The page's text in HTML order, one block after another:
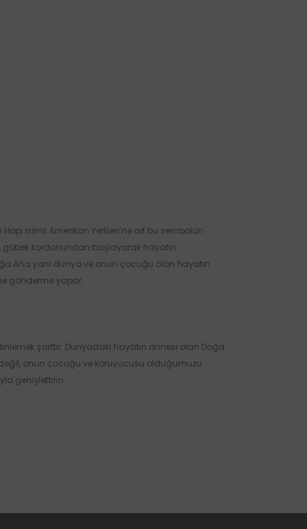
isimli Amerikan Yerlileri’ne ait bu sembolün
göbek kordonundan başlayarak hayatın
Ana yani dünya ve onun çocuğu olan hayatın
gönderme yapar.
şarttır. Dünyadaki hayatın annesi olan Doğa
değil, onun çocuğu ve koruyucusu olduğumuzu
genişlettirin.